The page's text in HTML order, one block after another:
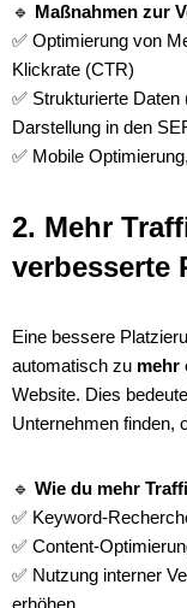
🔹 Maßnahmen zur
✅ Optimierung von
Klickrate (CTR)
✅ Strukturierte
Darstellung in den
✅ Mobile
2. Mehr
verbesserte
Eine bessere
automatisch zu mehr
Website. Dies
Unternehmen finden,
🔹 Wie du mehr
✅ Keyword-
✅ Content-
✅ Nutzung interner